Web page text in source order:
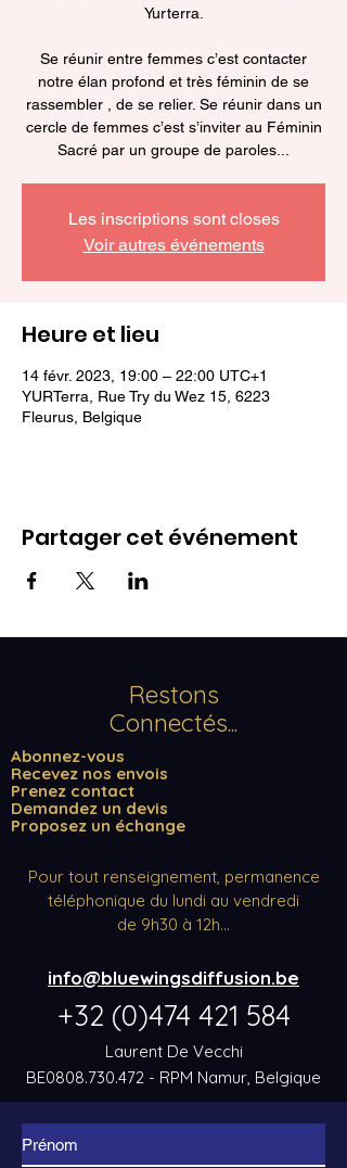
Yurterra.
Se réunir entre femmes c’est contacter
notre élan profond et très féminin de se
rassembler , de se relier. Se réunir dans un
cercle de femmes c’est s’inviter au Féminin
Sacré par un groupe de paroles...
Les inscriptions sont closes
Voir autres événements
Heure et lieu
14 févr. 2023, 19:00 – 22:00 UTC+1
YURTerra, Rue Try du Wez 15, 6223
Fleurus, Belgique
Partager cet événement
Restons
Connectés...
Abonnez-vous
Recevez nos envois
Prenez contact
Demandez un devis
Proposez un échange
Pour tout renseignement, permanence
téléphonique du lundi au vendredi
de 9h30 à 12h...
info@bluewingsdiffusion.be
+32 (0)474 421 584
Laurent De Vecchi
BE0808.730.472 - RPM Namur, Belgique